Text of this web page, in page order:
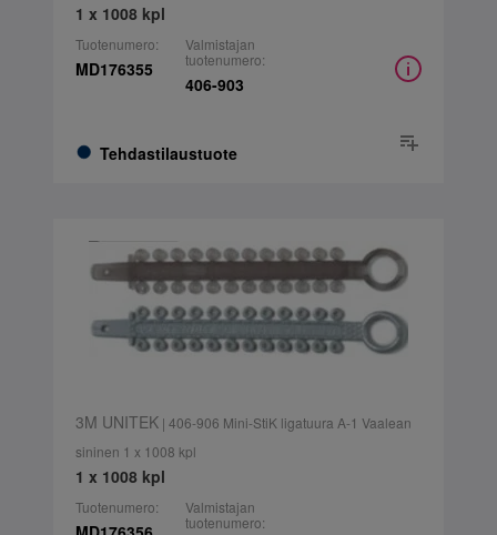
1 x 1008 kpl
Tuotenumero:
MD176355
Tehdastilaustuote
Valmistajan
tuotenumero:
406-903
3M UNITEK| 406-906 Mini-StiK ligatuura A-1 Vaalean
sininen 1 x 1008 kpl
1 x 1008 kpl
Tuotenumero:
Valmistajan
tuotenumero: